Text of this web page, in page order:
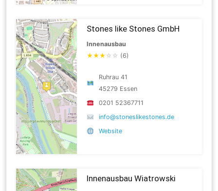
Stones like Stones GmbH
Innenausbau
★★★ ☆ ☆ (6)
Ruhrau 41
45279 Essen
0201 52367711
info@stoneslikestones.de
Website
Innenausbau Wiatrowski